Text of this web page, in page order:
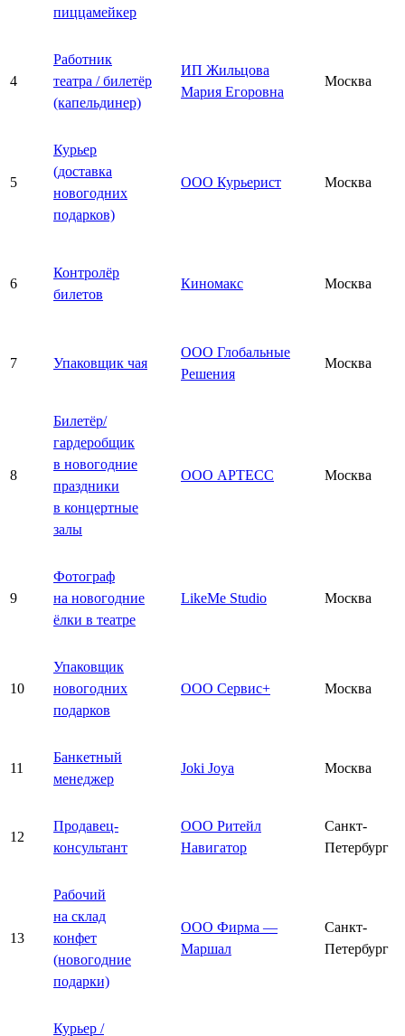
пиццамейкер
4
Работник
театра / билетёр
(капельдинер)
ИП Жильцова
Мария Егоровна
Москва
5
Курьер
(доставка
новогодних
подарков)
ООО Курьерист Москва
6
Контролёр
билетов
Киномакс Москва
7 Упаковщик чая
ООО Глобальные
Решения
Москва
8
Билетёр/
гардеробщик
в новогодние
праздники
в концертные
залы
ООО АРТЕСС Москва
9
Фотограф
на новогодние
ёлки в театре
LikeMe Studio Москва
10
Упаковщик
новогодних
подарков
ООО Сервис+ Москва
11
Банкетный
менеджер
Joki Joya Москва
12
Продавец-
консультант
ООО Ритейл
Навигатор
Санкт-
Петербург
13
Рабочий
на склад
конфет
(новогодние
подарки)
ООО Фирма —
Маршал
Санкт-
Петербург
Курьер /